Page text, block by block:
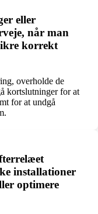
eller
når man
korrekt
overholde de
kortslutninger for at
for at undgå
installationer
optimere